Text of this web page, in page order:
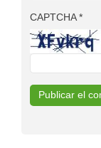
CAPTCHA*